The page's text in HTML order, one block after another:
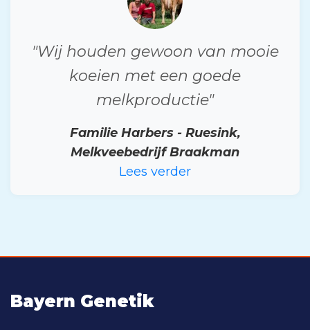
"Wij houden gewoon van mooie
koeien met een goede
melkproductie"
Familie Harbers - Ruesink,
Melkveebedrijf Braakman
Lees verder
Bayern Genetik